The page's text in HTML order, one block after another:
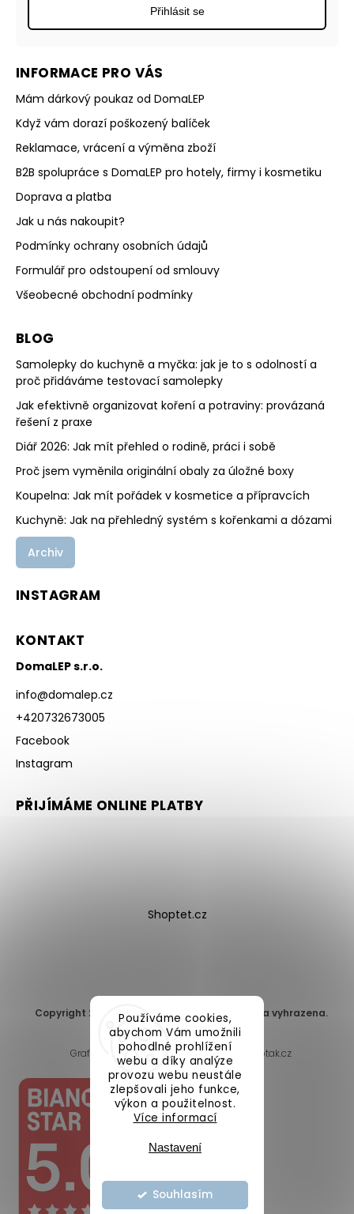
Používáme cookies,
abychom Vám umožnili
pohodlné prohlížení
webu a díky analýze
provozu webu neustále
zlepšovali jeho funkce,
výkon a použitelnost.
Více informací
Nastavení
Souhlasím
INFORMACE PRO VÁS
Mám dárkový poukaz od DomaLEP
Když vám dorazí poškozený balíček
Reklamace, vrácení a výměna zboží
B2B spolupráce s DomaLEP pro hotely, firmy i kosmetiku
Doprava a platba
Jak u nás nakoupit?
Podmínky ochrany osobních údajů
Formulář pro odstoupení od smlouvy
Všeobecné obchodní podmínky
BLOG
Samolepky do kuchyně a myčka: jak je to s odolností a
proč přidáváme testovací samolepky
Jak efektivně organizovat koření a potraviny: provázaná
řešení z praxe
Diář 2026: Jak mít přehled o rodině, práci i sobě
Proč jsem vyměnila originální obaly za úložné boxy
Koupelna: Jak mít pořádek v kosmetice a přípravcích
Kuchyně: Jak na přehledný systém s kořenkami a dózami
Archiv
Přihlásit se
INSTAGRAM
KONTAKT
DomaLEP s.r.o.
info@domalep.cz
+420732673005
Facebook
Instagram
PŘIJÍMÁME ONLINE PLATBY
Shoptet.cz
Copyright 2026 DomaLEP s.r.o. . Všechna práva vyhrazena.
Upravit nastavení cookies
Grafický návrh vytvořil a nakódoval
Shoptak.cz